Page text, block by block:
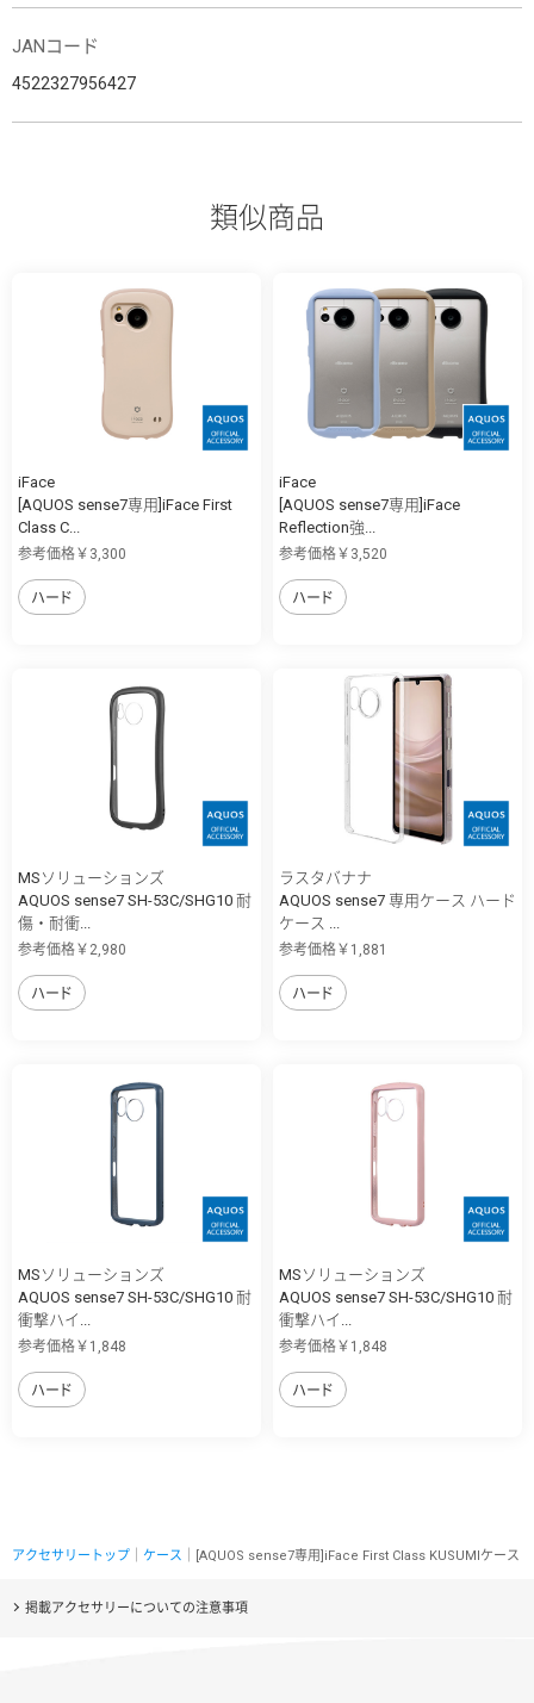
JANコード
4522327956427
類似商品
iFace
[AQUOS sense7専用]iFace First
Class C...
参考価格￥3,300
ハード
iFace
[AQUOS sense7専用]iFace
Reflection強...
参考価格￥3,520
ハード
MSソリューションズ
AQUOS sense7 SH-53C/SHG10 耐
傷・耐衝...
参考価格￥2,980
ハード
ラスタバナナ
AQUOS sense7 専用ケース ハード
ケース ...
参考価格￥1,881
ハード
MSソリューションズ
AQUOS sense7 SH-53C/SHG10 耐
衝撃ハイ...
参考価格￥1,848
ハード
MSソリューションズ
AQUOS sense7 SH-53C/SHG10 耐
衝撃ハイ...
参考価格￥1,848
ハード
アクセサリートップ ケース ｜[AQUOS sense7専用]iFace First Class KUSUMIケース
掲載アクセサリーについての注意事項